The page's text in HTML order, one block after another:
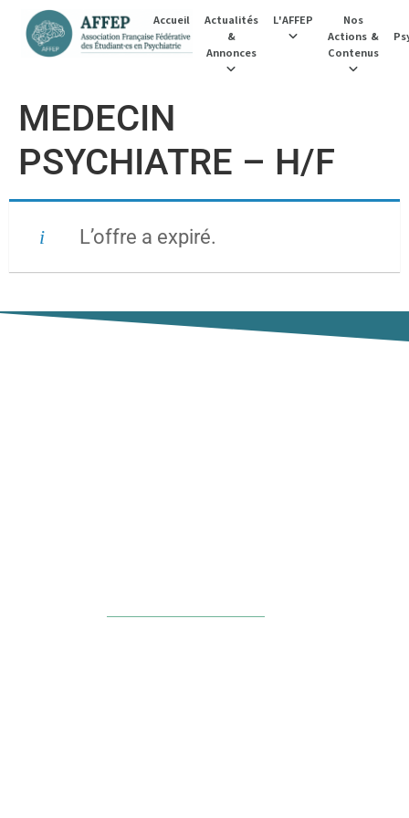
Accueil
Actualités
&
Annonces
L'AFFEP
Nos
Actions &
Contenus
MEDECIN
PSYCHIATRE – H/F
L’offre a expiré.